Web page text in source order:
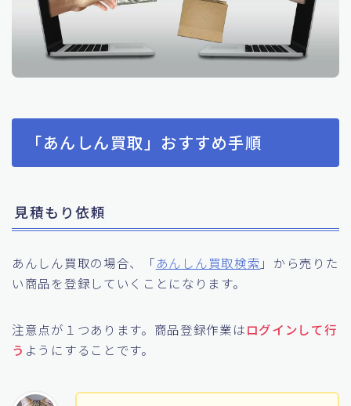
「あんしん買取」おすすめ手順
見積もり依頼
あんしん買取の場合、「あんしん買取検索 」から売りた
い商品を登録していくことになります。
注意点が１つあります。商品登録作業はログインして行
う ようにすることです。